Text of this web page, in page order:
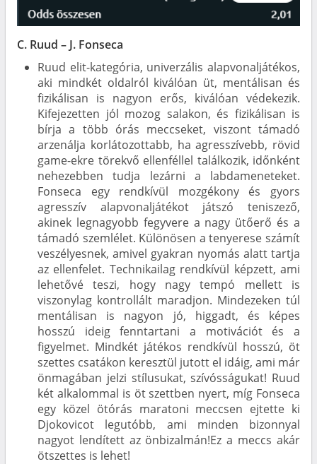
C. Ruud – J. Fonseca
Ruud elit-kategória, univerzális alapvonaljátékos,
aki mindkét oldalról kiválóan üt, mentálisan és
fizikálisan is nagyon erős, kiválóan védekezik.
Kifejezetten jól mozog salakon, és fizikálisan is
bírja a több órás meccseket, viszont támadó
arzenálja korlátozottabb, ha agresszívebb, rövid
game-ekre törekvő ellenféllel találkozik, időnként
nehezebben tudja lezárni a labdameneteket.
Fonseca egy rendkívül mozgékony és gyors
agresszív alapvonaljátékot játszó teniszező,
akinek legnagyobb fegyvere a nagy ütőerő és a
támadó szemlélet. Különösen a tenyerese számít
veszélyesnek, amivel gyakran nyomás alatt tartja
az ellenfelet. Technikailag rendkívül képzett, ami
lehetővé teszi, hogy nagy tempó mellett is
viszonylag kontrollált maradjon. Mindezeken túl
mentálisan is nagyon jó, higgadt, és képes
hosszú ideig fenntartani a motivációt és a
figyelmet. Mindkét játékos rendkívül hosszú, öt
szettes csatákon keresztül jutott el idáig, ami már
önmagában jelzi stílusukat, szívósságukat! Ruud
két alkalommal is öt szettben nyert, míg Fonseca
egy közel ötórás maratoni meccsen ejtette ki
Djokovicot legutóbb, ami minden bizonnyal
nagyot lendített az önbizalmán!Ez a meccs akár
ötszettes is lehet!